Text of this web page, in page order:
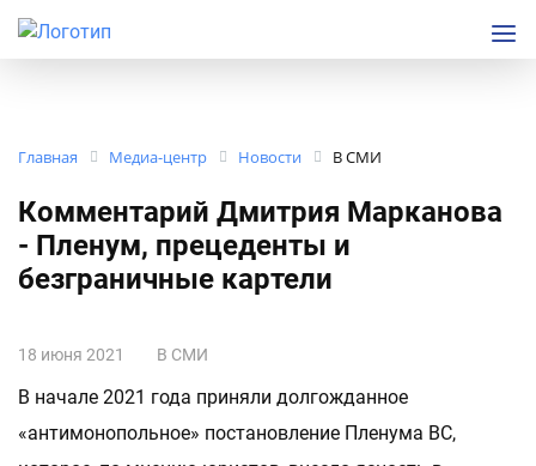
Главная Медиа-центр Новости В СМИ
Комментарий Дмитрия Марканова
- Пленум, прецеденты и
безграничные картели
18 июня 2021 В СМИ
В начале 2021 года приняли долгожданное
«антимонопольное» постановление Пленума ВС,